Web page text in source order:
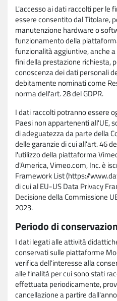
L'accesso ai dati raccolti per le
essere consentito dal Titolare,
manutenzione hardware o
funzionamento della
funzionalità aggiuntive, anche
fini della prestazione richiesta,
conoscenza dei dati personali
debitamente nominati come
norma dell'art. 28 del GDPR.
I dati raccolti potranno essere
Paesi non appartenenti all'UE,
di adeguatezza da parte della
delle garanzie di cui all'art. 46
l'utilizzo della piattaforma
d'America, Vimeo.com, Inc. è
Framework List (https://
di cui al EU-US Data Privacy
Decisione della Commissione
2023.
Periodo di
I dati legati alle attività
conservati sulle piattaforme
verifica dell'interesse alla
alle finalità per cui sono stati
effettuata periodicamente,
cancellazione a partire